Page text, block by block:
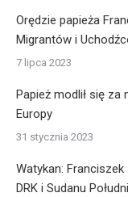
Orędzie papieża
Migrantów i
7 lipca 2023
Papież modlił się
Europy
31 stycznia 2023
Watykan:
DRK i Sudanu